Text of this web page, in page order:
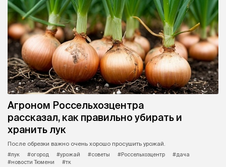
Агроном Россельхозцентра
рассказал, как правильно убирать и
хранить лук
После обрезки важно очень хорошо просушить урожай.
#лук
#огород #урожай #советы #Россельхозцентр
#дача
#новости Тюмени
#тк